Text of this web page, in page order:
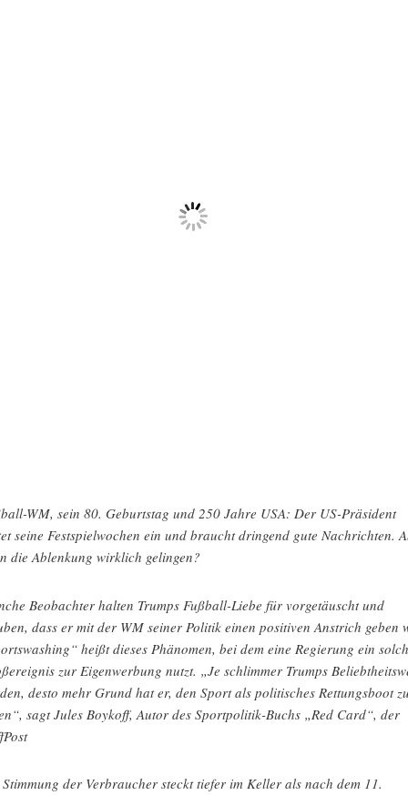
WM, sein 80. Geburtstag und 250 Jahre USA: Der US-Präsident
seine Festspielwochen ein und braucht dringend gute Nachrichten.
die Ablenkung wirklich gelingen?
Beobachter halten Trumps Fußball-Liebe für vorgetäuscht und
dass er mit der WM seiner Politik einen positiven Anstrich geben
heißt dieses Phänomen, bei dem eine Regierung ein
zur Eigenwerbung nutzt. „Je schlimmer Trumps
desto mehr Grund hat er, den Sport als politisches Rettungsboot
sagt Jules Boykoff, Autor des Sportpolitik-Buchs „Red Card“, der
der Verbraucher steckt tiefer im Keller als nach dem 11.